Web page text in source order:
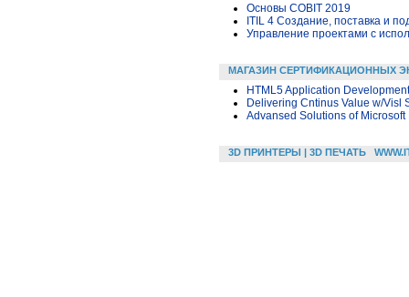
Основы COBIT 2019
ITIL 4 Создание, поставка и
Управление проектами с
МАГАЗИН СЕРТИФИКАЦИОННЫХ
HTML5 Application
Delivering Cntinus Value w/Visl
Advansed Solutions of
3D ПРИНТЕРЫ | 3D ПЕЧАТЬ